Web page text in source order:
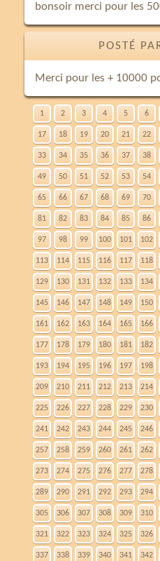
bonsoir merci pour les
POSTÉ
Merci pour les + 10000
1 2 3 4 5 6
17 18 19 20 21 22
33 34 35 36 37 38
49 50 51 52 53 54
65 66 67 68 69 70
81 82 83 84 85 86
97 98 99 100 101 102
113 114 115 116 117 118
129 130 131 132 133 134
145 146 147 148 149 150
161 162 163 164 165 166
177 178 179 180 181 182
193 194 195 196 197 198
209 210 211 212 213 214
225 226 227 228 229 230
241 242 243 244 245 246
257 258 259 260 261 262
273 274 275 276 277 278
289 290 291 292 293 294
305 306 307 308 309 310
321 322 323 324 325 326
337 338 339 340 341 342